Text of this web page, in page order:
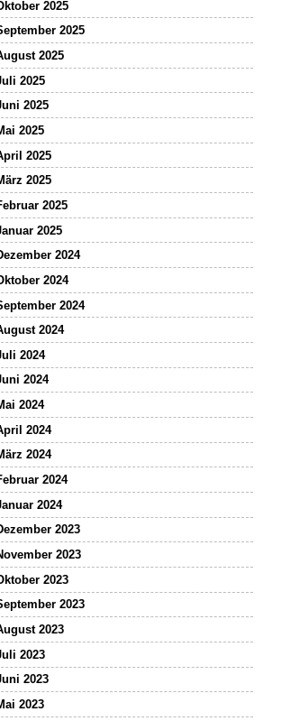
2025
2025
2025
2025
2025
2025
2025
2025
2025
2025
2024
2024
2024
2024
2024
2024
2024
2024
2024
2024
2024
2023
2023
2023
2023
2023
2023
2023
2023